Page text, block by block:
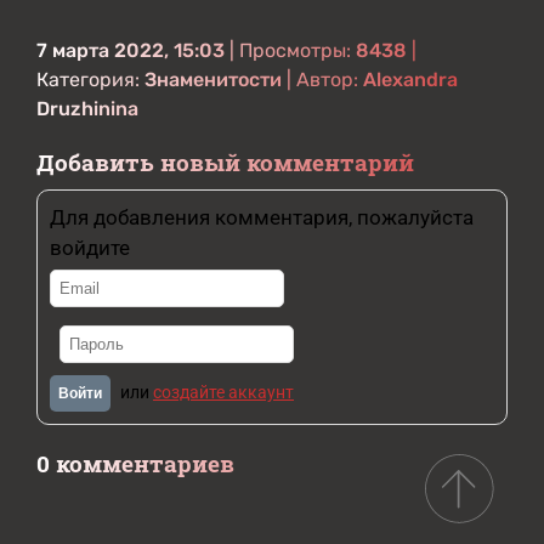
7 марта 2022, 15:03 | Просмотры: 8438
Категория: Знаменитости | Автор: Alexandra
Druzhinina
Добавить новый комментарий
Для добавления комментария, пожалуйста
войдите
Войти или создайте аккаунт
0 комментариев